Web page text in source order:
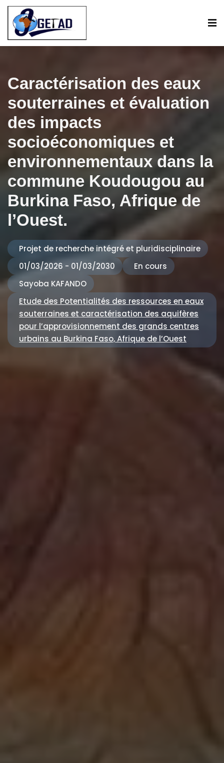
Caractérisation des eaux
souterraines et évaluation
des impacts
socioéconomiques et
environnementaux dans la
commune Koudougou au
Burkina Faso, Afrique de
l’Ouest.
Projet de recherche intégré et pluridisciplinaire
01/03/2026 - 01/03/2030
En cours
Sayoba KAFANDO
Etude des Potentialités des ressources en eaux
souterraines et caractérisation des aquifères
pour l’approvisionnement des grands centres
urbains au Burkina Faso, Afrique de l’Ouest